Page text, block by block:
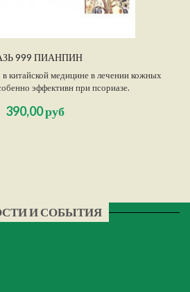
999 ПИАНПИН
китайской медицине в лечении кожных
эффективн при псориазе.
390,00 руб
И СОБЫТИЯ